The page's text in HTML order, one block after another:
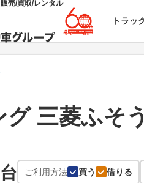
売/買取/レンタル
トラッ
グ 三菱ふそう
台 ご利用方法 買う 借りる